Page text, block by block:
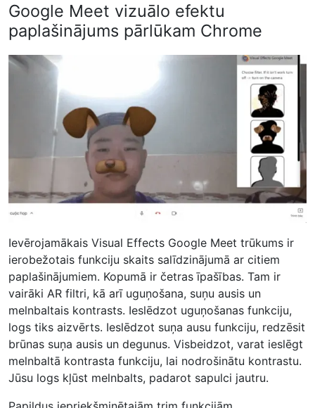
Google Meet vizuālo efektu
paplašinājums pārlūkam Chrome
Ievērojamākais Visual Effects Google Meet trūkums ir
ierobežotais funkciju skaits salīdzinājumā ar citiem
paplašinājumiem. Kopumā ir četras īpašības. Tam ir
vairāki AR filtri, kā arī uguņošana, suņu ausis un
melnbaltais kontrasts. Ieslēdzot uguņošanas funkciju,
logs tiks aizvērts. Ieslēdzot suņa ausu funkciju, redzēsit
brūnas suņa ausis un degunus. Visbeidzot, varat ieslēgt
melnbaltā kontrasta funkciju, lai nodrošinātu kontrastu.
Jūsu logs kļūst melnbalts, padarot sapulci jautru.